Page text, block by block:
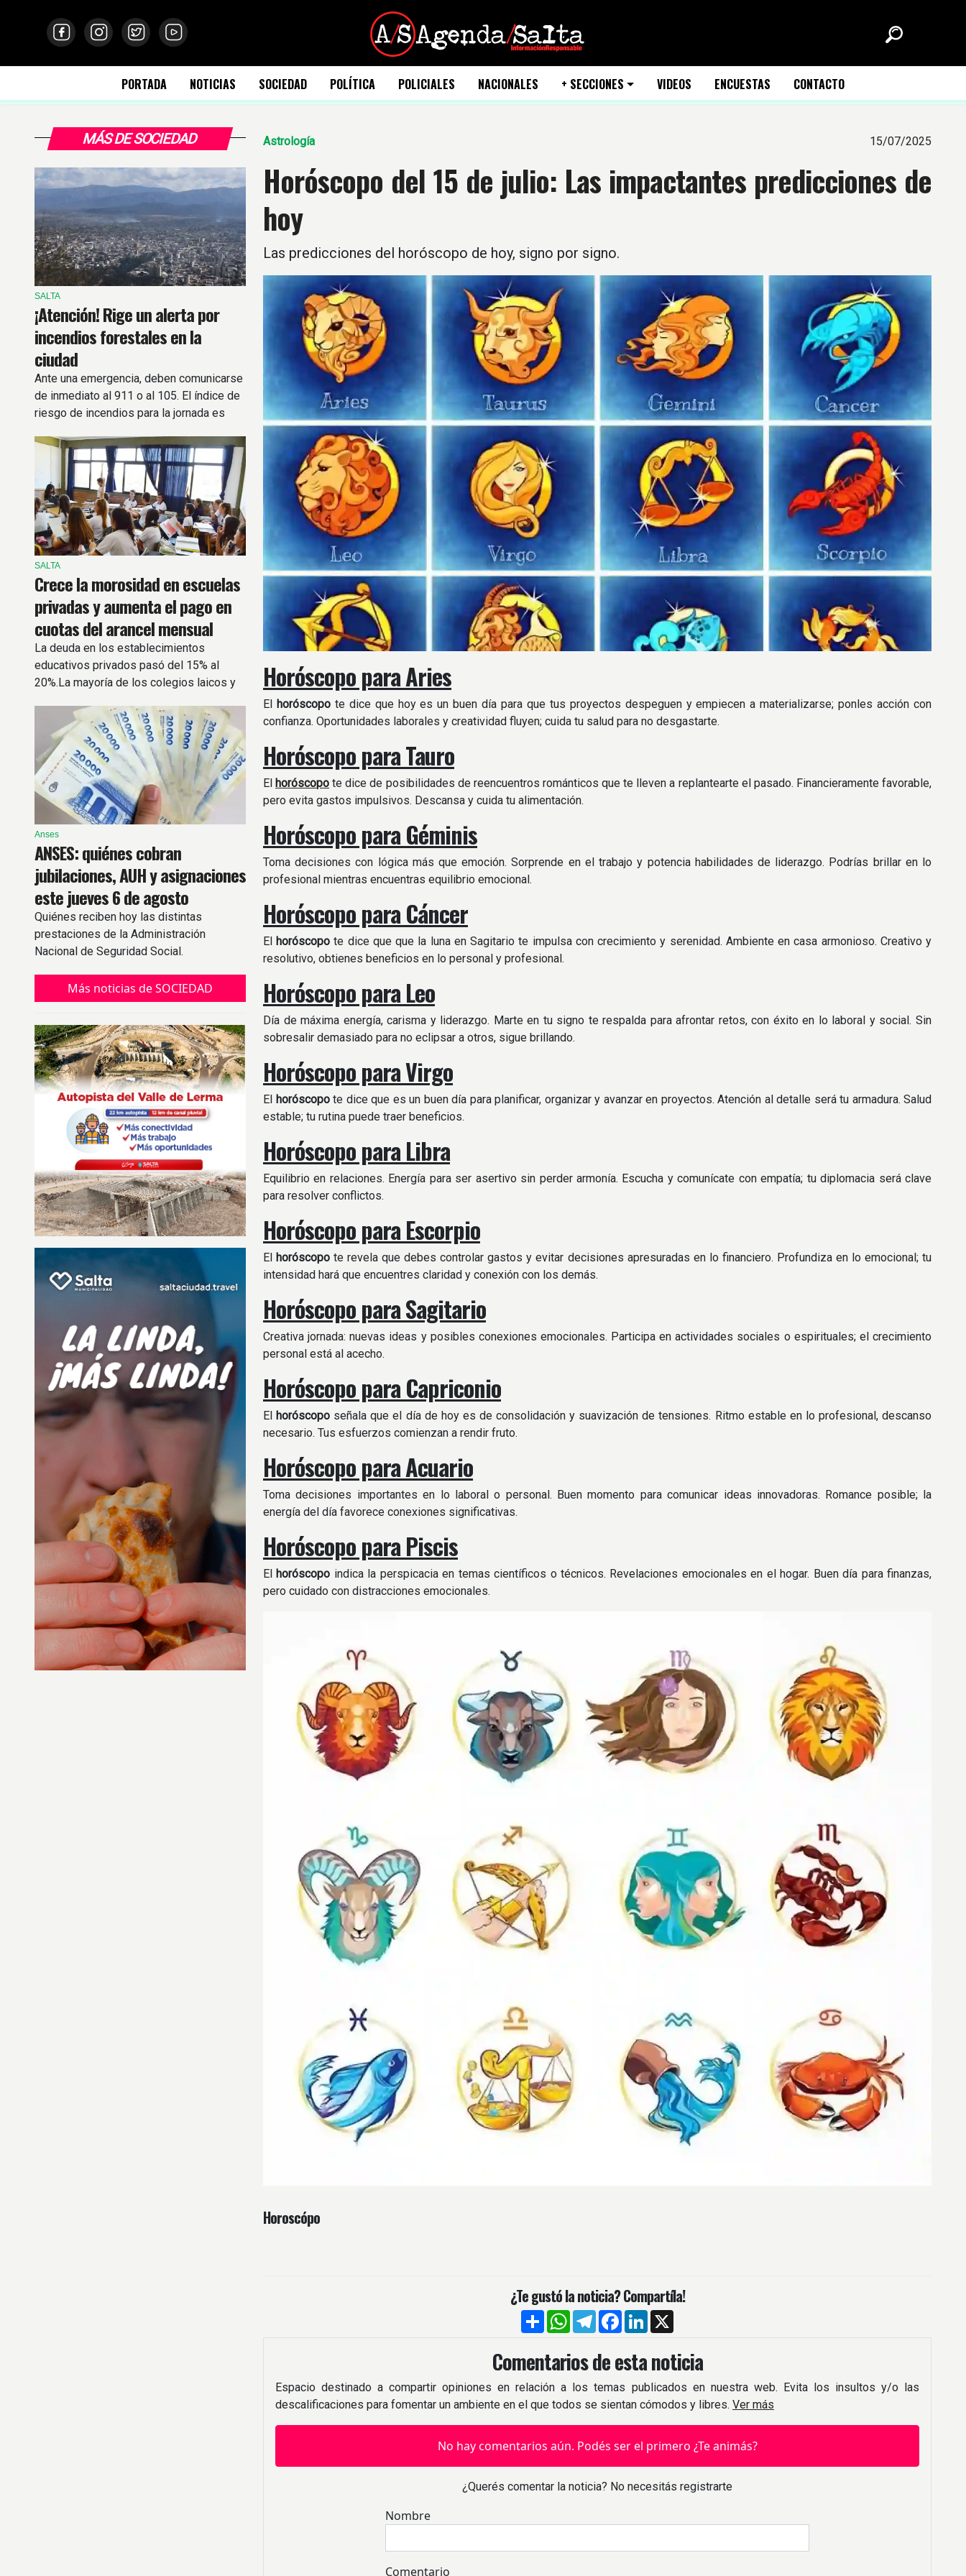
PORTADA NOTICIAS SOCIEDAD POLÍTICA POLICIALES NACIONALES + SECCIONES VIDEOS ENCUESTAS CONTACTO
MÁS DE SOCIEDAD
SALTA
¡Atención! Rige un alerta por
incendios forestales en la
ciudad
Ante una emergencia, deben comunicarse
de inmediato al 911 o al 105. El índice de
riesgo de incendios para la jornada es
SALTA
Crece la morosidad en escuelas
privadas y aumenta el pago en
cuotas del arancel mensual
La deuda en los establecimientos
educativos privados pasó del 15% al
20%.La mayoría de los colegios laicos y
Anses
ANSES: quiénes cobran
jubilaciones, AUH y asignaciones
este jueves 6 de agosto
Quiénes reciben hoy las distintas
prestaciones de la Administración
Nacional de Seguridad Social.
Más noticias de SOCIEDAD
Astrología 15/07/2025
Horóscopo del 15 de julio: Las impactantes predicciones de
hoy
Las predicciones del horóscopo de hoy, signo por signo.
Horóscopo para Aries
El horóscopote dice que hoy es un buen día para que tus proyectos despeguen y empiecen a materializarse; ponles acción con
confianza. Oportunidades laborales y creatividad fluyen; cuida tu salud para no desgastarte.
Horóscopo para Tauro
Elhoróscopo te dice de posibilidades de reencuentros románticos que te lleven a replantearte el pasado. Financieramente favorable,
pero evita gastos impulsivos. Descansa y cuida tu alimentación.
Horóscopo para Géminis
Toma decisiones con lógica más que emoción. Sorprende en el trabajo y potencia habilidades de liderazgo. Podrías brillar en lo
profesional mientras encuentras equilibrio emocional.
Horóscopo para Cáncer
El horóscopo te dice que que la luna en Sagitario te impulsa con crecimiento y serenidad. Ambiente en casa armonioso. Creativo y
resolutivo, obtienes beneficios en lo personal y profesional.
Horóscopo para Leo
Día de máxima energía, carisma y liderazgo. Marte en tu signo te respalda para afrontar retos, con éxito en lo laboral y social. Sin
sobresalir demasiado para no eclipsar a otros, sigue brillando.
Horóscopo para Virgo
El horóscopote dice que es un buen día para planificar, organizar y avanzar en proyectos. Atención al detalle será tu armadura. Salud
estable; tu rutina puede traer beneficios.
Horóscopo para Libra
Equilibrio en relaciones. Energía para ser asertivo sin perder armonía. Escucha y comunícate con empatía; tu diplomacia será clave
para resolver conflictos.
Horóscopo para Escorpio
El horóscopo te revela que debes controlar gastos y evitar decisiones apresuradas en lo financiero. Profundiza en lo emocional; tu
intensidad hará que encuentres claridad y conexión con los demás.
Horóscopo para Sagitario
Creativa jornada: nuevas ideas y posibles conexiones emocionales. Participa en actividades sociales o espirituales; el crecimiento
personal está al acecho.
Horóscopo para Capriconio
El horóscopo señala que el día de hoy es de consolidación y suavización de tensiones. Ritmo estable en lo profesional, descanso
necesario. Tus esfuerzos comienzan a rendir fruto.
Horóscopo para Acuario
Toma decisiones importantes en lo laboral o personal. Buen momento para comunicar ideas innovadoras. Romance posible; la
energía del día favorece conexiones significativas.
Horóscopo para Piscis
El horóscopo indica la perspicacia en temas científicos o técnicos. Revelaciones emocionales en el hogar. Buen día para finanzas,
pero cuidado con distracciones emocionales.
Horoscópo
¿Te gustó la noticia? Compartíla!
CompartirWhatsApp
TelegramFacebook
LinkedIn
Comentarios de esta noticia
Espacio destinado a compartir opiniones en relación a los temas publicados en nuestra web. Evita los insultos y/o las
descalificaciones para fomentar un ambiente en el que todos se sientan cómodos y libres. Ver más
No hay comentarios aún. Podés ser el primero ¿Te animás?
¿Querés comentar la noticia? No necesitás registrarte
Nombre
Comentario